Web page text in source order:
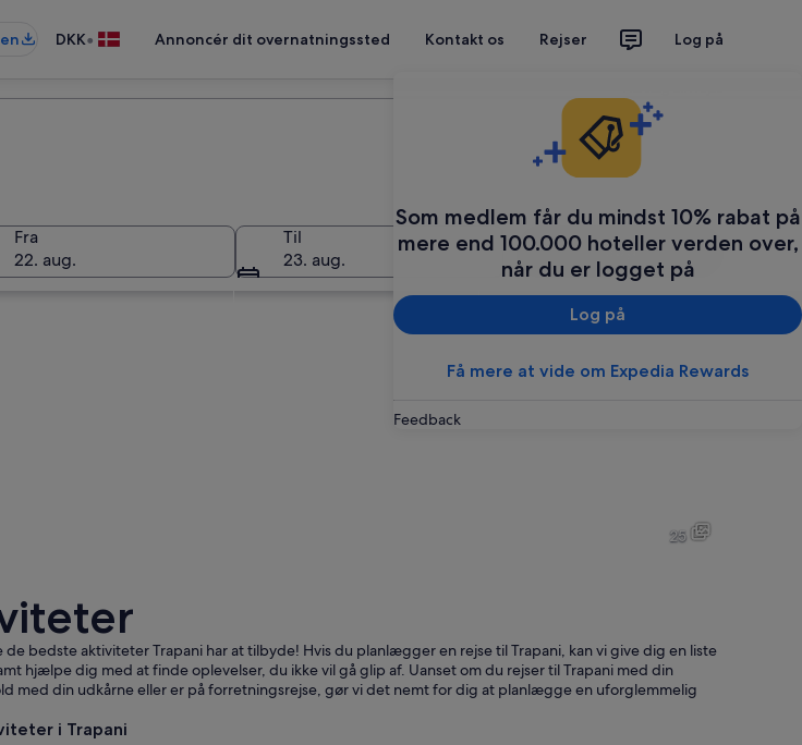
DKK• Annoncér dit overnatningssted Kontakt os Rejser Log på
Som medlem får du mindst 10% rabat på
mere end 100.000 hoteller verden over,
når du er logget på
Log på
Få mere at vide om Expedia Rewards
Feedback
Fra
22. aug.
Til
23. aug.
Søg
En kystby med historiske bygninger, klippefremspring, krystalklart
En kystby med en
25
bedste aktiviteter Trapani har at tilbyde! Hvis du planlægger en rejse til Trapani, kan vi give dig en liste
hjælpe dig med at finde oplevelser, du ikke vil gå glip af. Uanset om du rejser til Trapani med din
med din udkårne eller er på forretningsrejse, gør vi det nemt for dig at planlægge en uforglemmelig
i Trapani